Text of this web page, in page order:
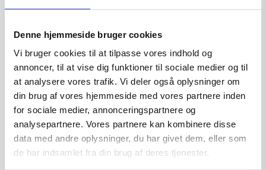
Denne hjemmeside bruger cookies
Vi bruger cookies til at tilpasse vores indhold og
annoncer, til at vise dig funktioner til sociale medier og til
at analysere vores trafik. Vi deler også oplysninger om
din brug af vores hjemmeside med vores partnere inden
for sociale medier, annonceringspartnere og
analysepartnere. Vores partnere kan kombinere disse
data med andre oplysninger, du har givet dem, eller som
de har indsamlet fra din brug af deres tjenester.